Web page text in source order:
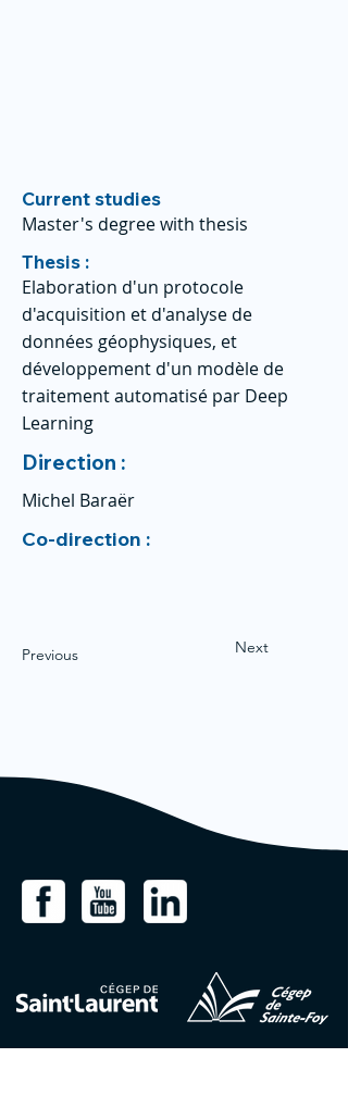
Current studies
Master's degree with thesis
Thesis :
Elaboration d'un protocole
d'acquisition et d'analyse de
données géophysiques, et
développement d'un modèle de
traitement automatisé par Deep
Learning
Direction :
Michel Baraër
Co-direction :
Previous Next